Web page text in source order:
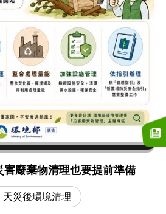
害廢棄物清理也要提前準備
天災後環境清理